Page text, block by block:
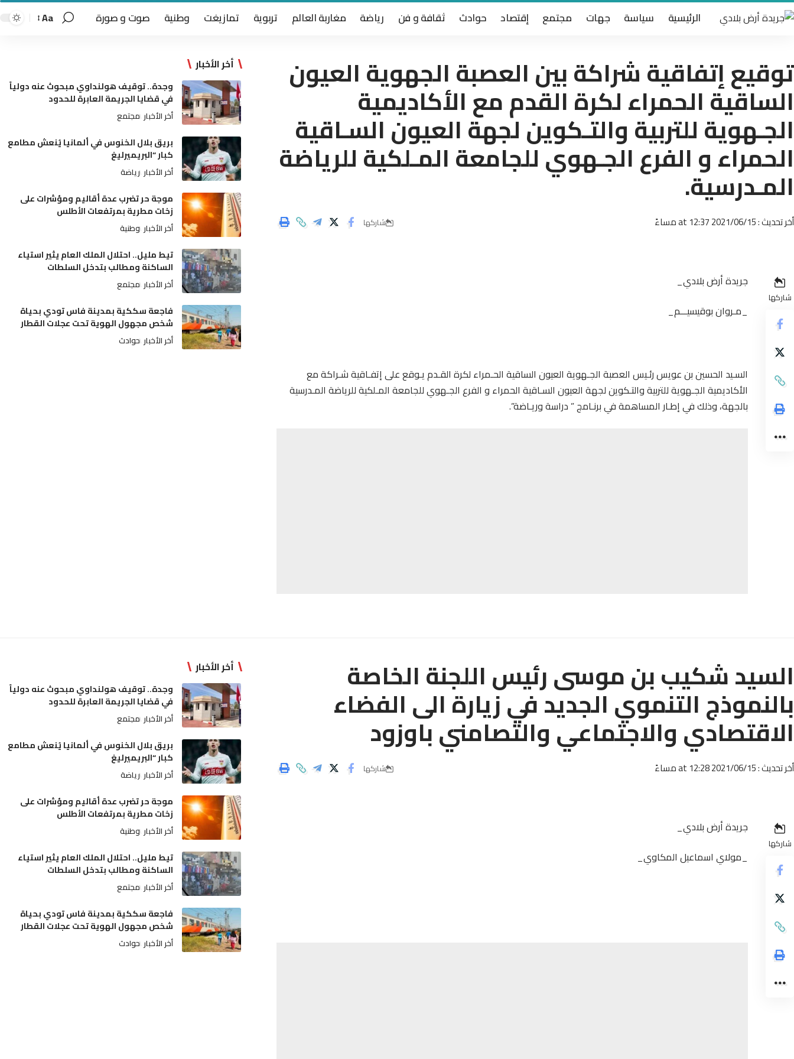
الرئيسية سياسة جهات مجتمع إقتصاد حوادث ثقافة و فن رياضة مغاربة العالم تربوية تمازيغت وطنية صوت و صورة Aa
توقيع إتفاقية شراكة بين العصبة الجهوية العيون
الساقية الحمراء لكرة القدم مع الأكاديمية
الجـهوية للتربية والتـكوين لجهة العيون السـاقية
الحمراء و الفرع الجـهوي للجامعة المـلكية للرياضة
المـدرسية.
أخر تحديث : 2021/06/15 at 12:37 مساءً شاركها
شاركها
جريدة أرض بلادي_
_مـروان بوقيسيـــم_
السـيد الحسين بن عويس رئـيس العصبة الجـهوية العيون الساقية الحـمراء لكرة القـدم يـوقع على إتفـاقية شـراكة مع
الأكاديمية الجـهوية للتربية والتـكوين لجهة العيون السـاقية الحمراء و الفرع الجـهوي للجامعة المـلكية للرياضة المـدرسية
بالجهة، وذلك في إطـار المساهمة في برنـامج ” دراسة وريـاضة”.
أخر الأخبار
وجدة.. توقيف هولنداوي مبحوث عنه دولياً
في قضايا الجريمة العابرة للحدود
أخر الأخبار مجتمع
بريق بلال الخنوس في ألمانيا يُنعش مطامع
كبار “البريميرليغ
أخر الأخبار رياضة
موجة حر تضرب عدة أقاليم ومؤشرات على
زخات مطرية بمرتفعات الأطلس
أخر الأخبار وطنية
تيط مليل.. احتلال الملك العام يثير استياء
الساكنة ومطالب بتدخل السلطات
أخر الأخبار مجتمع
فاجعة سككية بمدينة فاس تودي بحياة
شخص مجهول الهوية تحت عجلات القطار
أخر الأخبار حوادث
السيد شكيب بن موسى رئيس اللجنة الخاصة
بالنموذج التنموي الجديد في زيارة الى الفضاء
الاقتصادي والاجتماعي والتصامني باوزود
أخر تحديث : 2021/06/15 at 12:28 مساءً شاركها
شاركها
جريدة أرض بلادي_
_مولاي اسماعيل المكاوي_
أخر الأخبار
وجدة.. توقيف هولنداوي مبحوث عنه دولياً
في قضايا الجريمة العابرة للحدود
أخر الأخبار مجتمع
بريق بلال الخنوس في ألمانيا يُنعش مطامع
كبار “البريميرليغ
أخر الأخبار رياضة
موجة حر تضرب عدة أقاليم ومؤشرات على
زخات مطرية بمرتفعات الأطلس
أخر الأخبار وطنية
تيط مليل.. احتلال الملك العام يثير استياء
الساكنة ومطالب بتدخل السلطات
أخر الأخبار مجتمع
فاجعة سككية بمدينة فاس تودي بحياة
شخص مجهول الهوية تحت عجلات القطار
أخر الأخبار حوادث